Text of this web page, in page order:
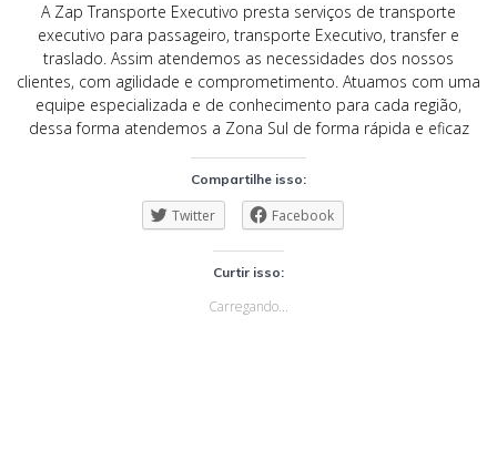
A Zap Transporte Executivo presta serviços de transporte
executivo para passageiro, transporte Executivo, transfer e
traslado. Assim atendemos as necessidades dos nossos
clientes, com agilidade e comprometimento. Atuamos com uma
equipe especializada e de conhecimento para cada região,
dessa forma atendemos a Zona Sul de forma rápida e eficaz
Compartilhe isso:
Twitter Facebook
Curtir isso:
Carregando...